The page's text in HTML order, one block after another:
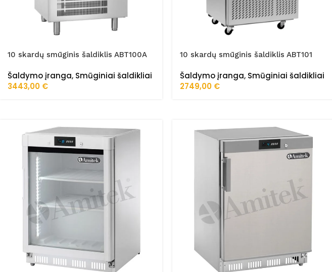
10 skardų smūginis šaldiklis ABT100A
Šaldymo įranga, Smūginiai šaldikliai
3443,00 €
10 skardų smūginis šaldiklis ABT101
Šaldymo įranga, Smūginiai šaldikliai
2749,00 €